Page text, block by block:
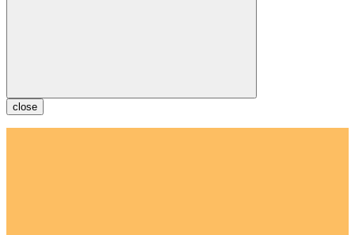
close